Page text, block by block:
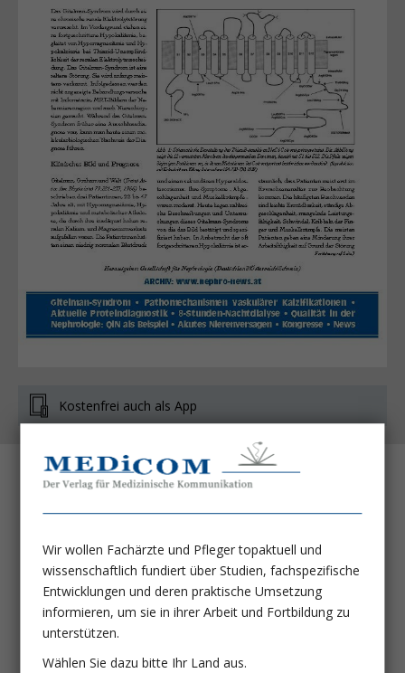
Kostenfrei auch als App
Das Gitelman-Syndrom
Dr. Doreen Reinmann Prof. Dr. Peter Gross
Neue Pathomechanismen vaskulärer
Kalzifikationen in der Urämie
Prof. Dr. med. Markus Ketteler
Aktuelle Proteinuriediagnostik
Wir wollen Fachärzte und Pfleger topaktuell und
wissenschaftlich fundiert über Studien, fachspezifische
Entwicklungen und deren praktische Umsetzung
informieren, um sie in ihrer Arbeit und Fortbildung zu
unterstützen.
Wählen Sie dazu bitte Ihr Land aus.